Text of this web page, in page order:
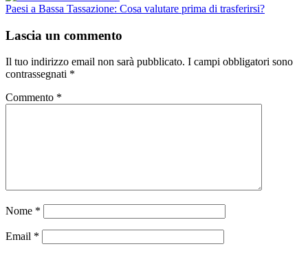
Paesi a Bassa Tassazione: Cosa valutare prima di trasferirsi?
Lascia un commento
Il tuo indirizzo email non sarà pubblicato. I campi obbligatori sono
contrassegnati *
Commento *
Nome *
Email *